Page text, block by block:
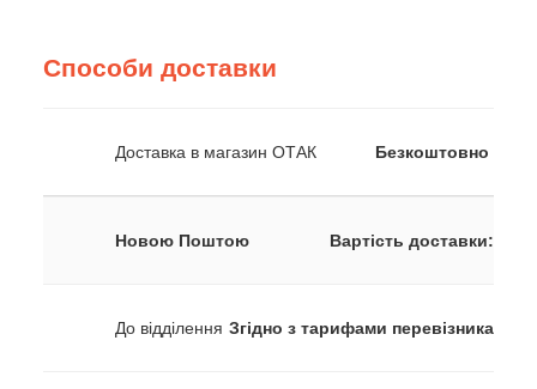
Способи доставки
Доставка в магазин ОТАК Безкоштовно
Новою Поштою Вартість доставки:
До відділення Згідно з тарифами перевізника